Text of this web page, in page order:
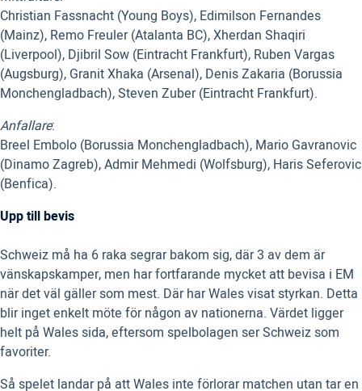
Christian Fassnacht (Young Boys), Edimilson Fernandes
(Mainz), Remo Freuler (Atalanta BC), Xherdan Shaqiri
(Liverpool), Djibril Sow (Eintracht Frankfurt), Ruben Vargas
(Augsburg), Granit Xhaka (Arsenal), Denis Zakaria (Borussia
Monchengladbach), Steven Zuber (Eintracht Frankfurt).
Anfallare:
Breel Embolo (Borussia Monchengladbach), Mario Gavranovic
(Dinamo Zagreb), Admir Mehmedi (Wolfsburg), Haris Seferovic
(Benfica).
Upp till bevis
Schweiz må ha 6 raka segrar bakom sig, där 3 av dem är
vänskapskamper, men har fortfarande mycket att bevisa i EM
när det väl gäller som mest. Där har Wales visat styrkan. Detta
blir inget enkelt möte för någon av nationerna. Värdet ligger
helt på Wales sida, eftersom spelbolagen ser Schweiz som
favoriter.
Så spelet landar på att Wales inte förlorar matchen utan tar en